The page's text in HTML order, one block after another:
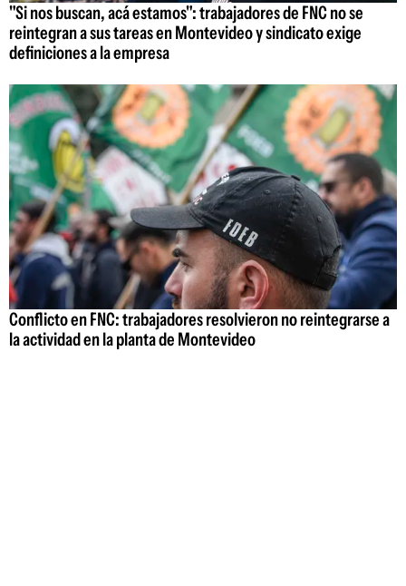
"Si nos buscan, acá estamos": trabajadores de FNC no se
reintegran a sus tareas en Montevideo y sindicato exige
definiciones a la empresa
Conflicto en FNC: trabajadores resolvieron no reintegrarse a
la actividad en la planta de Montevideo